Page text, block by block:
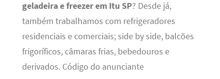
geladeira e freezer em Itu SP? Desde já,
também trabalhamos com refrigeradores
residenciais e comerciais; side by side, balcões
frigoríficos, câmaras frias, bebedouros e
derivados. Código do anunciante